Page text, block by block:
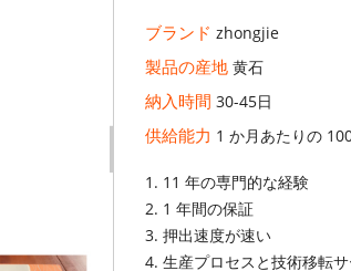
ブランドzhongjie
製品の産地黄石
納入時間30-45日
供給能力 1 か月あたりの
1. 11 年の専門的な経験
2. 1 年間の保証
3. 押出速度が速い
4. 生産プロセスと技術移転